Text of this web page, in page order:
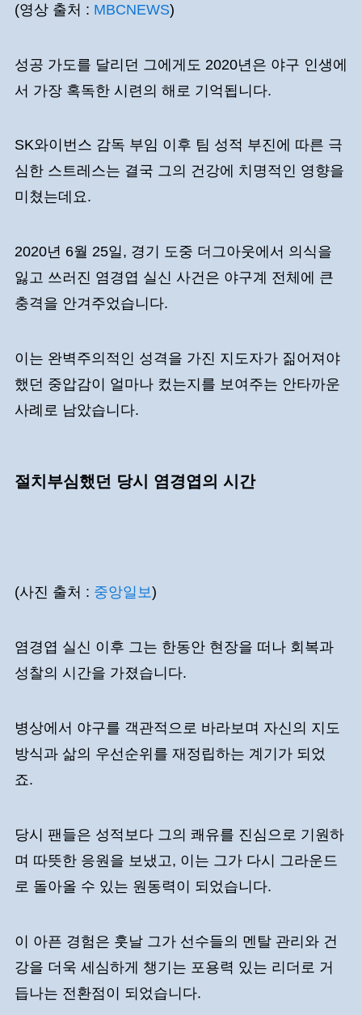
(영상 출처 : MBCNEWS)
성공 가도를 달리던 그에게도 2020년은 야구 인생에
서 가장 혹독한 시련의 해로 기억됩니다.
SK와이번스 감독 부임 이후 팀 성적 부진에 따른 극
심한 스트레스는 결국 그의 건강에 치명적인 영향을
미쳤는데요.
2020년 6월 25일, 경기 도중 더그아웃에서 의식을
잃고 쓰러진 염경엽 실신 사건은 야구계 전체에 큰
충격을 안겨주었습니다.
이는 완벽주의적인 성격을 가진 지도자가 짊어져야
했던 중압감이 얼마나 컸는지를 보여주는 안타까운
사례로 남았습니다.
절치부심했던 당시 염경엽의 시간
(사진 출처 : 중앙일보)
염경엽 실신 이후 그는 한동안 현장을 떠나 회복과
성찰의 시간을 가졌습니다.
병상에서 야구를 객관적으로 바라보며 자신의 지도
방식과 삶의 우선순위를 재정립하는 계기가 되었
죠.
당시 팬들은 성적보다 그의 쾌유를 진심으로 기원하
며 따뜻한 응원을 보냈고, 이는 그가 다시 그라운드
로 돌아올 수 있는 원동력이 되었습니다.
이 아픈 경험은 훗날 그가 선수들의 멘탈 관리와 건
강을 더욱 세심하게 챙기는 포용력 있는 리더로 거
듭나는 전환점이 되었습니다.